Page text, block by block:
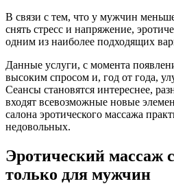
В связи с тем, что у мужчин
снять стресс и напряжение,
одним из наиболее подходящих
Данные услуги, с момента
высоким спросом и, год от года,
Сеансы становятся интереснее,
входят всевозможные новые
салона эротического массажа
недовольных.
Эротический массаж
только для мужчин